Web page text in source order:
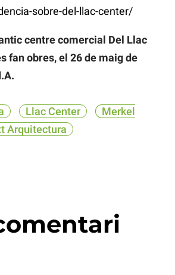
sobre-del-llac-center/
centre comercial Del Llac
fan obres, el 26 de maig de
Llac Center
Merkel
Arquitectura